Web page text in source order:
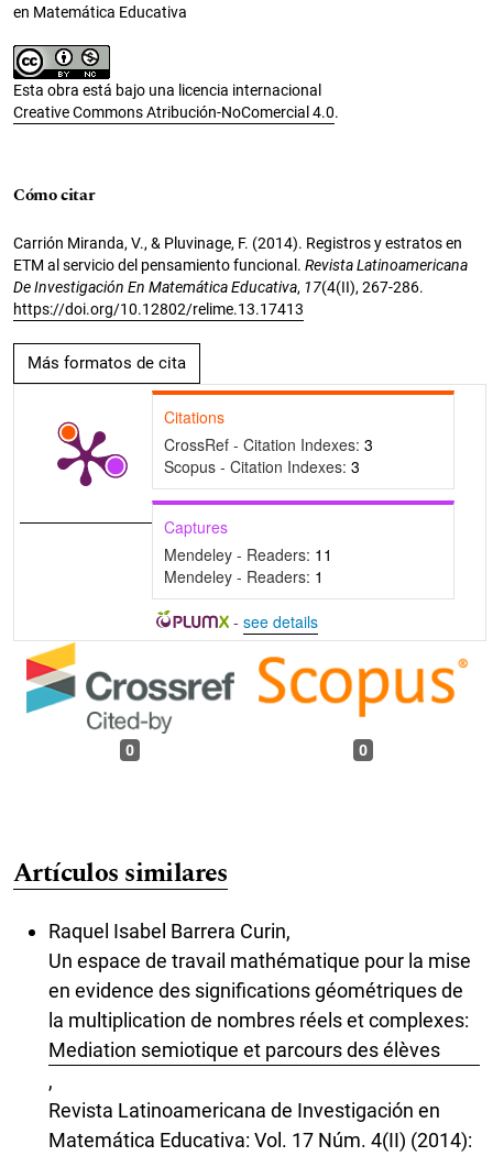
en Matemática Educativa
Esta obra está bajo una licencia internacional
Creative Commons Atribución-NoComercial 4.0.
Cómo citar
Carrión Miranda, V., & Pluvinage, F. (2014). Registros y estratos en
ETM al servicio del pensamiento funcional. Revista Latinoamericana
De Investigación En Matemática Educativa, 17(4(II), 267-286.
https://doi.org/10.12802/relime.13.17413
Más formatos de cita
Citations
CrossRef - Citation Indexes: 3
Scopus - Citation Indexes: 3
Captures
Mendeley - Readers: 11
Mendeley - Readers: 1
- see details
0 0
Artículos similares
Raquel Isabel Barrera Curin,
Un espace de travail mathématique pour la mise
en evidence des significations géométriques de
la multiplication de nombres réels et complexes:
Mediation semiotique et parcours des élèves
,
Revista Latinoamericana de Investigación en
Matemática Educativa: Vol. 17 Núm. 4(II) (2014):